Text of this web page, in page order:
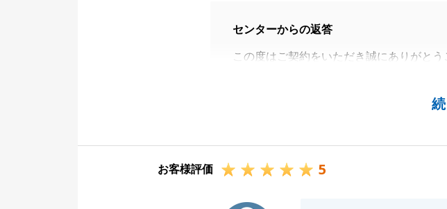
センターからの返答
この度はご契約をいただき誠にありがと
一方で、ご要望の「意図」を汲み取る点
今後は表面的な回答に留まらず、お客様
この度は貴重な気づきをいただき、誠に
お客様評価 5